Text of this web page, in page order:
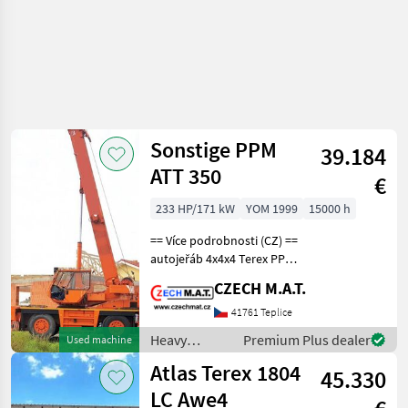
Used machine
Sonstige PPM
ATT 350
39.184
€
233 HP/171 kW YOM 1999
15000 h
== Více podrobnosti (CZ) ==
autojeřáb 4x4x4 Terex PPM
majitel najeto 88 222 km /
15.000 mth nosnost
30t/32m motor Mercedes
OM366 LA 171
CZECH M.A.T.
41761 Teplice
Heavy
equipment/
construction
machines /
Premium Plus dealer
Atlas Terex 1804
LC Awe4
45.330